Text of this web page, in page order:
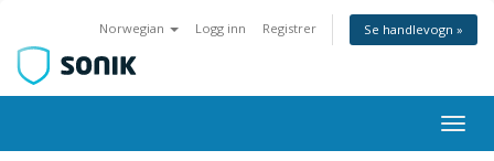
Norwegian Logg inn Registrer Se handlevogn »
Bytt